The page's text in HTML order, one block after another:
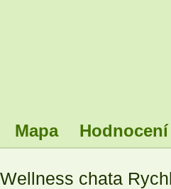
Mapa Hodnocení
Wellness chata